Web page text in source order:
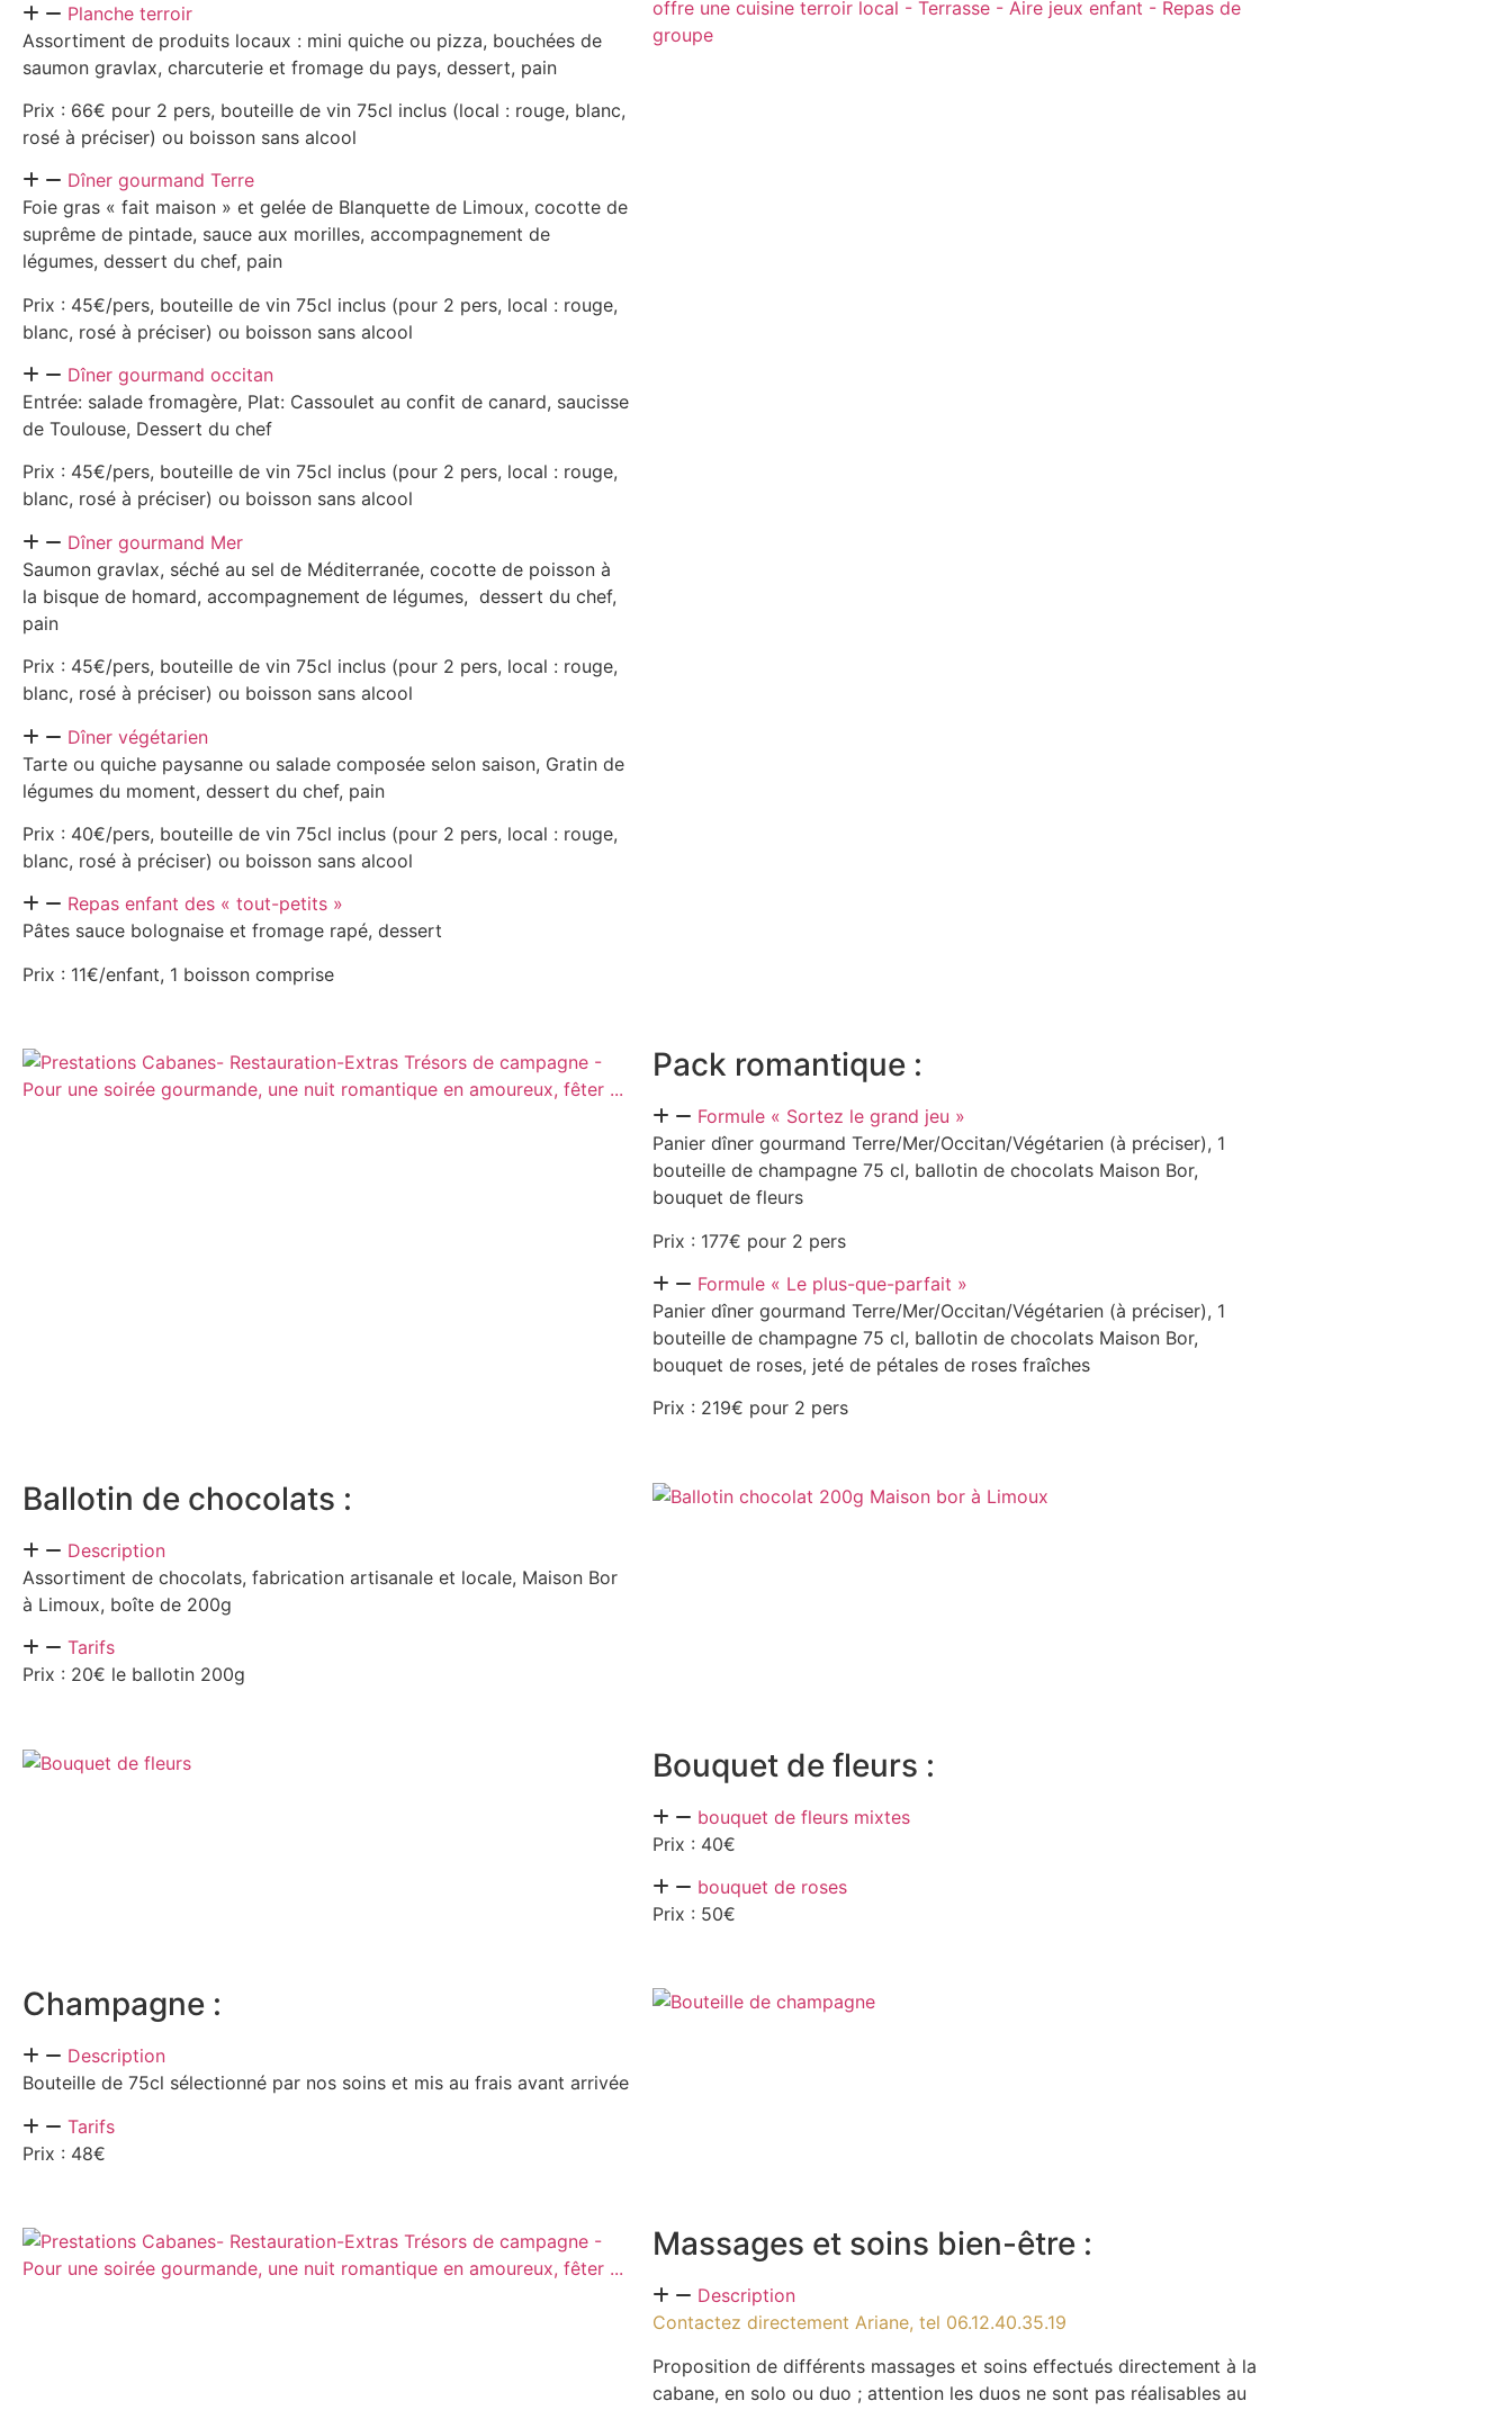
Planche terroir
Assortiment de produits locaux : mini quiche ou pizza, bouchées de
saumon gravlax, charcuterie et fromage du pays, dessert, pain
Prix : 66€ pour 2 pers, bouteille de vin 75cl inclus (local : rouge, blanc,
rosé à préciser) ou boisson sans alcool
Dîner gourmand Terre
Foie gras « fait maison » et gelée de Blanquette de Limoux, cocotte de
suprême de pintade, sauce aux morilles, accompagnement de
légumes, dessert du chef, pain
Prix : 45€/pers, bouteille de vin 75cl inclus (pour 2 pers, local : rouge,
blanc, rosé à préciser) ou boisson sans alcool
Dîner gourmand occitan
Entrée: salade fromagère, Plat: Cassoulet au confit de canard, saucisse
de Toulouse, Dessert du chef
Prix : 45€/pers, bouteille de vin 75cl inclus (pour 2 pers, local : rouge,
blanc, rosé à préciser) ou boisson sans alcool
Dîner gourmand Mer
Saumon gravlax, séché au sel de Méditerranée, cocotte de poisson à
la bisque de homard, accompagnement de légumes, dessert du chef,
pain
Prix : 45€/pers, bouteille de vin 75cl inclus (pour 2 pers, local : rouge,
blanc, rosé à préciser) ou boisson sans alcool
Dîner végétarien
Tarte ou quiche paysanne ou salade composée selon saison, Gratin de
légumes du moment, dessert du chef, pain
Prix : 40€/pers, bouteille de vin 75cl inclus (pour 2 pers, local : rouge,
blanc, rosé à préciser) ou boisson sans alcool
Repas enfant des « tout-petits »
Pâtes sauce bolognaise et fromage rapé, dessert
Prix : 11€/enfant, 1 boisson comprise
Pack romantique :
Formule « Sortez le grand jeu »
Panier dîner gourmand Terre/Mer/Occitan/Végétarien (à préciser), 1
bouteille de champagne 75 cl, ballotin de chocolats Maison Bor,
bouquet de fleurs
Prix : 177€ pour 2 pers
Formule « Le plus-que-parfait »
Panier dîner gourmand Terre/Mer/Occitan/Végétarien (à préciser), 1
bouteille de champagne 75 cl, ballotin de chocolats Maison Bor,
bouquet de roses, jeté de pétales de roses fraîches
Prix : 219€ pour 2 pers
Ballotin de chocolats :
Description
Assortiment de chocolats, fabrication artisanale et locale, Maison Bor
à Limoux, boîte de 200g
Tarifs
Prix : 20€ le ballotin 200g
Bouquet de fleurs :
bouquet de fleurs mixtes
Prix : 40€
bouquet de roses
Prix : 50€
Champagne :
Description
Bouteille de 75cl sélectionné par nos soins et mis au frais avant arrivée
Tarifs
Prix : 48€
Massages et soins bien-être :
Description
Contactez directement Ariane, tel 06.12.40.35.19
Proposition de différents massages et soins effectués directement à la
cabane, en solo ou duo ; attention les duos ne sont pas réalisables au